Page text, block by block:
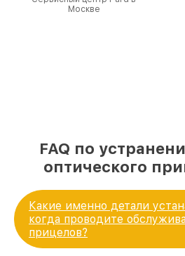
Москве
FAQ по
оптического
Какие именно детали
когда проводите
прицелов?